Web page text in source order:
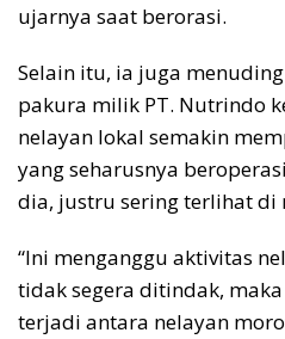
ujarnya saat berorasi.
Selain itu, ia juga
pakura milik PT. Nutrindo
nelayan lokal semakin
yang seharusnya
dia, justru sering terlihat di
“Ini menganggu aktivitas
tidak segera ditindak,
terjadi antara nelayan